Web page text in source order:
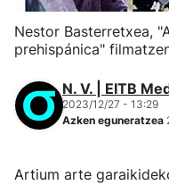
Nestor Basterretxea,
prehispánica"
N. V. | EITB
2023/12/27 - 13:29
Azken eguneratzea
Artium arte